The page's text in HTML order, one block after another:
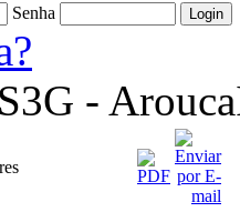
Senha
-